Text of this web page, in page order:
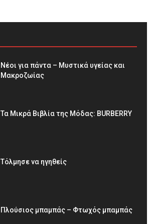
Νέοι για πάντα – Μυστικά υγείας και
Μακροζωίας
Τα Μικρά Βιβλία της Μόδας: BURBERRY
Τόλμησε να ηγηθείς
Πλούσιος μπαμπάς – Φτωχός μπαμπάς